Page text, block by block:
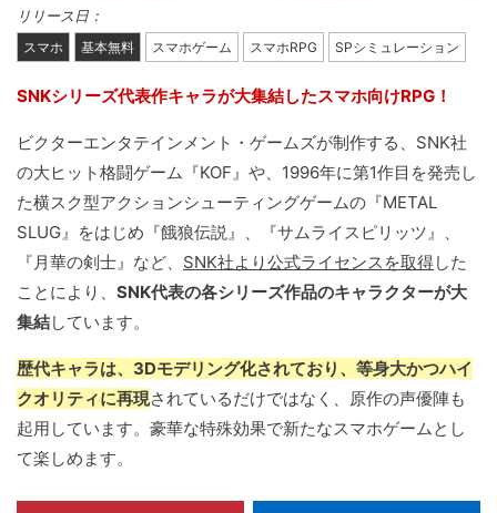
リリース日：
スマホ 基本無料 スマホゲーム スマホRPG SPシミュレーション
SNKシリーズ代表作キャラが大集結したスマホ向けRPG！
ビクターエンタテインメント・ゲームズが制作する、SNK社
の大ヒット格闘ゲーム『KOF』や、1996年に第1作目を発売し
た横スク型アクションシューティングゲームの『METAL
SLUG』をはじめ『餓狼伝説』、『サムライスピリッツ』、
『月華の剣士』など、 SNK社より公式ライセンスを取得した
ことにより、 SNK代表の各シリーズ作品のキャラクターが大
集結しています。
歴代キャラは、3Dモデリング化されており、等身大かつハイ
クオリティに再現されているだけではなく、原作の声優陣も
起用しています。豪華な特殊効果で新たなスマホゲームとし
て楽しめます。